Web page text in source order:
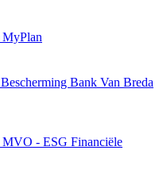
MyPlan
Bescherming Bank Van Breda
MVO - ESG Financiële